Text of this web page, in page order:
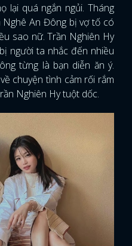
lại quá ngắn ngủi. Tháng
An Đông bị vợ tố có
sao nữ. Trần Nghiên Hy
người ta nhắc đến nhiều
từng là bạn diễn ăn ý.
chuyện tình cảm rối rắm
Nghiên Hy tuột dốc.